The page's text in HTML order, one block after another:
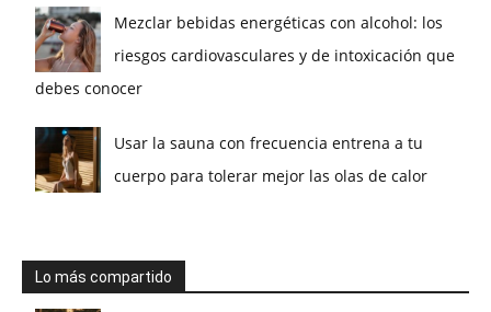
Mezclar bebidas energéticas con alcohol: los
riesgos cardiovasculares y de intoxicación que
debes conocer
Usar la sauna con frecuencia entrena a tu
cuerpo para tolerar mejor las olas de calor
Lo más compartido